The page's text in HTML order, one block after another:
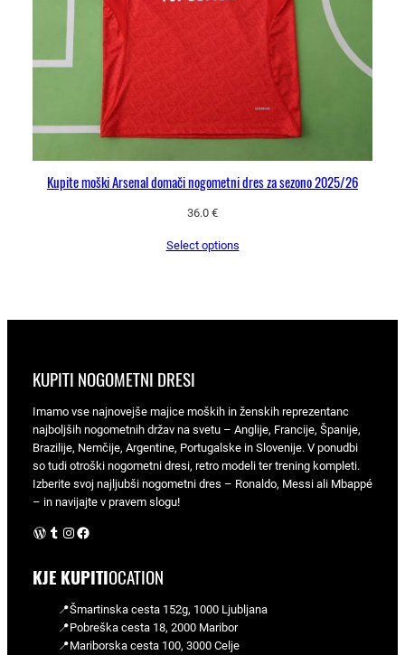
Kupite moški Arsenal domači nogometni dres za sezono 2025/26
36.0 €
Select options
KUPITI NOGOMETNI DRESI
Imamo vse najnovejše majice moških in ženskih reprezentanc
najboljših nogometnih držav na svetu – Anglije, Francije, Španije,
Brazilije, Nemčije, Argentine, Portugalske in Slovenije. V ponudbi
so tudi otroški nogometni dresi, retro modeli ter trening kompleti.
Izberite svoj najljubši nogometni dres – Ronaldo, Messi ali Mbappé
– in navijajte v pravem slogu!
WordPress Instagram Facebook
KJE KUPITIOCATION
📍Šmartinska cesta 152g, 1000 Ljubljana
📍Pobreška cesta 18, 2000 Maribor
📍Mariborska cesta 100, 3000 Celje